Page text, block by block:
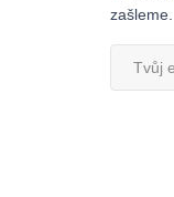
zašleme.